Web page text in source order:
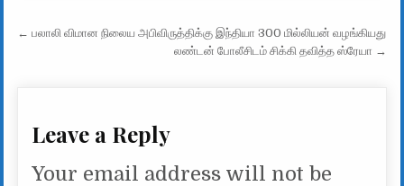
Post navigation
← பலாலி விமான நிலைய அபிவிருத்திக்கு இந்தியா 300 மில்லியன் வழங்கியது
லண்டன் போலீசிடம் சிக்கி தவித்த ஸ்ரேயா →
Leave a Reply
Your email address will not be